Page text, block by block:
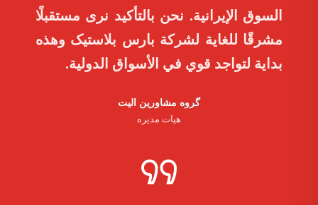
السوق الإيرانية. نحن بالتأكيد نرى مستقبلًا
مشرقًا للغاية لشركة بارس بلاستیک وهذه
بداية لتواجد قوي في الأسواق الدولية.
گروه مشاورین الیت
هیات مدیره